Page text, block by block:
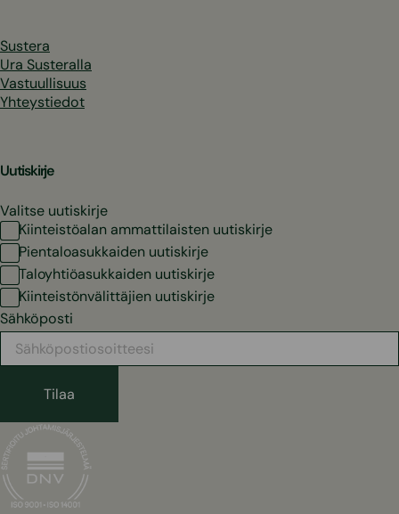
Sustera
Ura Susteralla
Vastuullisuus
Yhteystiedot
Uutiskirje
Valitse uutiskirje
Kiinteistöalan ammattilaisten uutiskirje
Pientaloasukkaiden uutiskirje
Taloyhtiöasukkaiden uutiskirje
Kiinteistönvälittäjien uutiskirje
Sähköposti